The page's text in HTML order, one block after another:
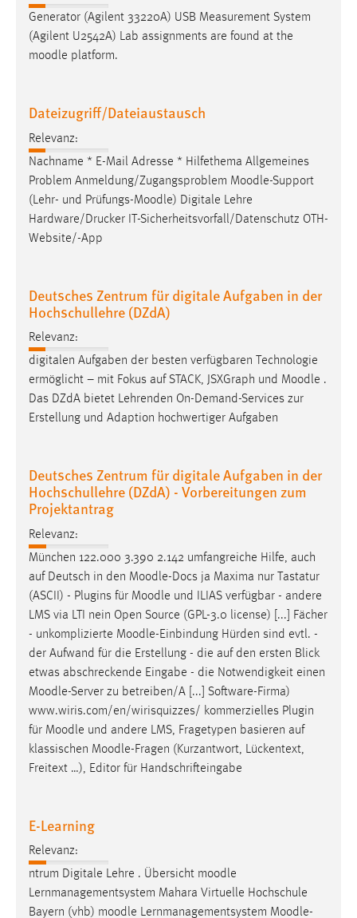
Generator (Agilent 33220A) USB Measurement System
(Agilent U2542A) Lab assignments are found at the
moodle platform.
Dateizugriff/Dateiaustausch
Relevanz:
Nachname * E-Mail Adresse * Hilfethema Allgemeines
Problem Anmeldung/Zugangsproblem Moodle-Support
(Lehr- und Prüfungs-Moodle) Digitale Lehre
Hardware/Drucker IT-Sicherheitsvorfall/Datenschutz OTH-
Website/-App
Deutsches Zentrum für digitale Aufgaben in der
Hochschullehre (DZdA)
Relevanz:
digitalen Aufgaben der besten verfügbaren Technologie
ermöglicht – mit Fokus auf STACK, JSXGraph und Moodle .
Das DZdA bietet Lehrenden On-Demand-Services zur
Erstellung und Adaption hochwertiger Aufgaben
Deutsches Zentrum für digitale Aufgaben in der
Hochschullehre (DZdA) - Vorbereitungen zum
Projektantrag
Relevanz:
München 122.000 3.390 2.142 umfangreiche Hilfe, auch
auf Deutsch in den Moodle-Docs ja Maxima nur Tastatur
(ASCII) - Plugins für Moodle und ILIAS verfügbar - andere
LMS via LTI nein Open Source (GPL-3.0 license) [...] Fächer
- unkomplizierte Moodle-Einbindung Hürden sind evtl. -
der Aufwand für die Erstellung - die auf den ersten Blick
etwas abschreckende Eingabe - die Notwendigkeit einen
Moodle-Server zu betreiben/A [...] Software-Firma)
www.wiris.com/en/wirisquizzes/ kommerzielles Plugin
für Moodle und andere LMS, Fragetypen basieren auf
klassischen Moodle-Fragen (Kurzantwort, Lückentext,
Freitext …), Editor für Handschrifteingabe
E-Learning
Relevanz:
ntrum Digitale Lehre . Übersicht moodle
Lernmanagementsystem Mahara Virtuelle Hochschule
Bayern (vhb) moodle Lernmanagementsystem Moodle-